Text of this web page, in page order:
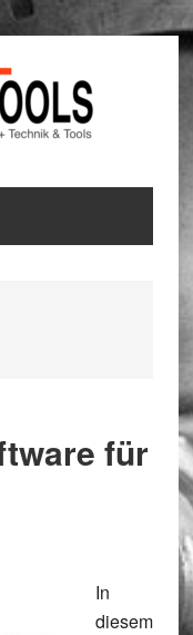
für
In
diesem